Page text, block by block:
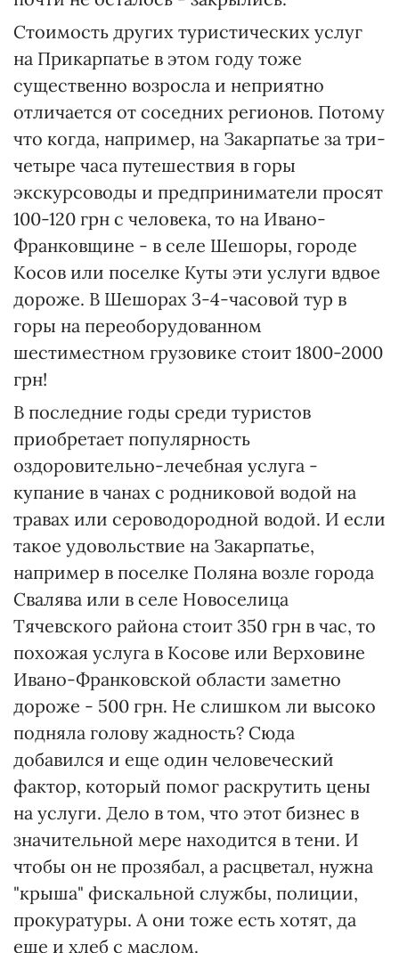
Стоимость других туристических услуг
на Прикарпатье в этом году тоже
существенно возросла и неприятно
отличается от соседних регионов. Потому
что когда, например, на Закарпатье за три-
четыре часа путешествия в горы
экскурсоводы и предприниматели просят
100-120 грн с человека, то на Ивано-
Франковщине - в селе Шешоры, городе
Косов или поселке Куты эти услуги вдвое
дороже. В Шешорах 3-4-часовой тур в
горы на переоборудованном
шестиместном грузовике стоит 1800-2000
грн!
В последние годы среди туристов
приобретает популярность
оздоровительно-лечебная услуга -
купание в чанах с родниковой водой на
травах или сероводородной водой. И если
такое удовольствие на Закарпатье,
например в поселке Поляна возле города
Свалява или в селе Новоселица
Тячевского района стоит 350 грн в час, то
похожая услуга в Косове или Верховине
Ивано-Франковской области заметно
дороже - 500 грн. Не слишком ли высоко
подняла голову жадность? Сюда
добавился и еще один человеческий
фактор, который помог раскрутить цены
на услуги. Дело в том, что этот бизнес в
значительной мере находится в тени. И
чтобы он не прозябал, а расцветал, нужна
"крыша" фискальной службы, полиции,
прокуратуры. А они тоже есть хотят, да
еще и хлеб с маслом.